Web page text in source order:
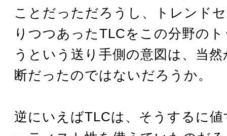
ことだっただろうし、トレンド
りつつあったTLCをこの分野の
うという送り手側の意図は、当
断だったのではないだろうか。
逆にいえばTLCは、そうするに